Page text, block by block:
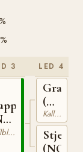
3
Kallblodig Travare
LED 4
(NO)
NT
52
Kallblodig Travare
(NO)